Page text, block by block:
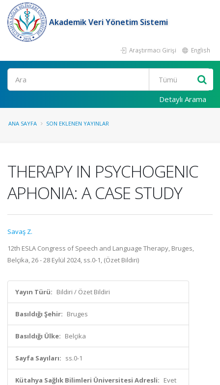
Akademik Veri Yönetim Sistemi
Araştırmacı Girişi English
Ara
Detaylı Arama
ANA SAYFA SON EKLENEN YAYINLAR
THERAPY IN PSYCHOGENIC
APHONIA: A CASE STUDY
Savaş Z.
12th ESLA Congress of Speech and Language Therapy, Bruges,
Belçika, 26 - 28 Eylül 2024, ss.0-1, (Özet Bildiri)
Yayın Türü: Bildiri / Özet Bildiri
Basıldığı Şehir: Bruges
Basıldığı Ülke: Belçika
Sayfa Sayıları: ss.0-1
Kütahya Sağlık Bilimleri Üniversitesi Adresli: Evet